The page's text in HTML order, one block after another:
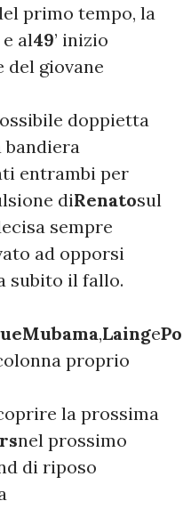
primo tempo, la
e al49’ inizio
del giovane
doppietta
bandiera
entrambi per
diRenatosul
sempre
ad opporsi
subito il fallo.
Mubama,Lainge
proprio
la prossima
nel prossimo
di riposo